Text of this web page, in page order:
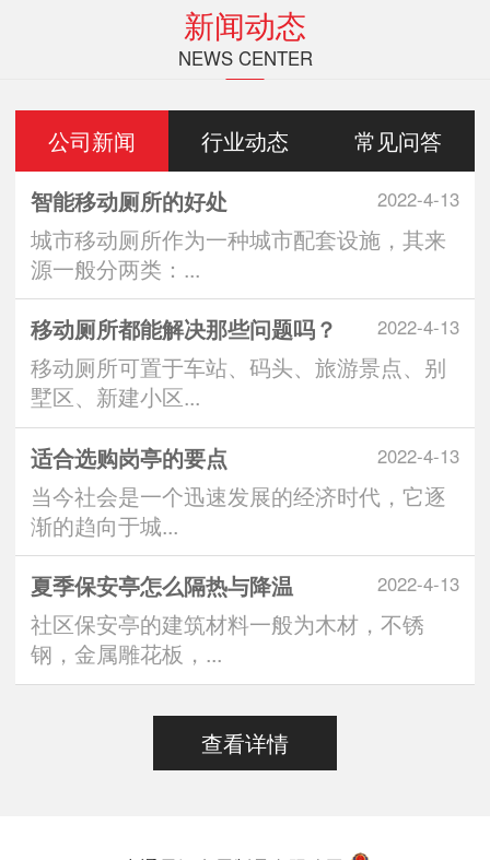
新闻动态
NEWS CENTER
公司新闻 行业动态 常见问答
2022-4-13
智能移动厕所的好处
城市移动厕所作为一种城市配套设施，其来
源一般分两类：...
2022-4-13
移动厕所都能解决那些问题吗？
移动厕所可置于车站、码头、旅游景点、别
墅区、新建小区...
2022-4-13
适合选购岗亭的要点
当今社会是一个迅速发展的经济时代，它逐
渐的趋向于城...
2022-4-13
夏季保安亭怎么隔热与降温
社区保安亭的建筑材料一般为木材，不锈
钢，金属雕花板，...
查看详情